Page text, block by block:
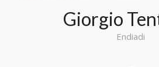
Giorgio
Endiadi